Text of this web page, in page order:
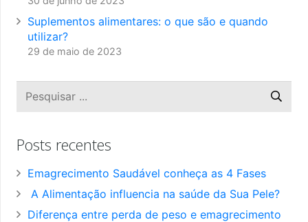
Suplementos alimentares: o que são e quando
utilizar?
29 de maio de 2023
Posts recentes
Emagrecimento Saudável conheça as 4 Fases
A Alimentação influencia na saúde da Sua Pele?
Diferença entre perda de peso e emagrecimento